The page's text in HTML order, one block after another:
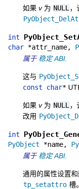
如果 v为 NULL ，
int
char *attr_name,
属于 稳定 ABI
这与
const
char*
如果 v为 NULL ，
改用
int
PyObject
*name,
属于 稳定 ABI
通用的属性设置
tp_setattro 槽